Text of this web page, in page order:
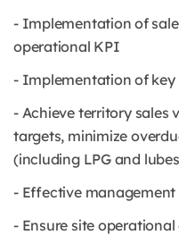
- Implementation of
operational KPI
- Implementation of key
- Achieve territory sales
targets, minimize
(including LPG and
- Effective
- Ensure site